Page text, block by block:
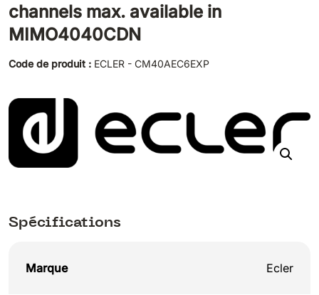
channels max. available in
MIMO4040CDN
Code de produit : ECLER - CM40AEC6EXP
Spécifications
Marque Ecler